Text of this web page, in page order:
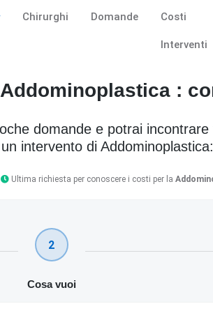
Chirurghi Domande Costi
Interventi
:
domande e potrai
intervento di Addominoplastica:
Ultima richiesta per conoscere i costi per la
2
Cosa vuoi